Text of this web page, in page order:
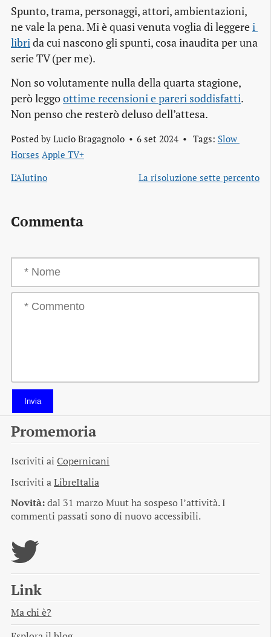
Spunto, trama, personaggi, attori, ambientazioni,
ne vale la pena. Mi è quasi venuta voglia di leggerei
libri da cui nascono gli spunti, cosa inaudita per una
serie TV (per me).
Non so volutamente nulla della quarta stagione,
però leggoottime recensioni e pareri soddisfatti.
Non penso che resterò deluso dell’attesa.
Posted by Lucio Bragagnolo 6 set 2024 Tags: Slow
Horses Apple TV+
L’AIutino
La risoluzione sette percento
Commenta
Invia
Promemoria
Iscriviti ai Copernicani
Iscriviti aLibreItalia
Novità:dal 31 marzo Muut ha sospeso l’attività. I
commenti passati sono di nuovo accessibili.
Link
Ma chi è?